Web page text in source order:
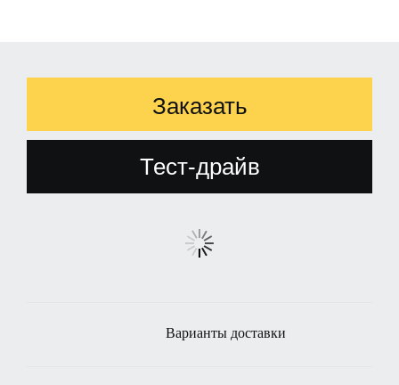
Заказать
Тест-драйв
Варианты доставки